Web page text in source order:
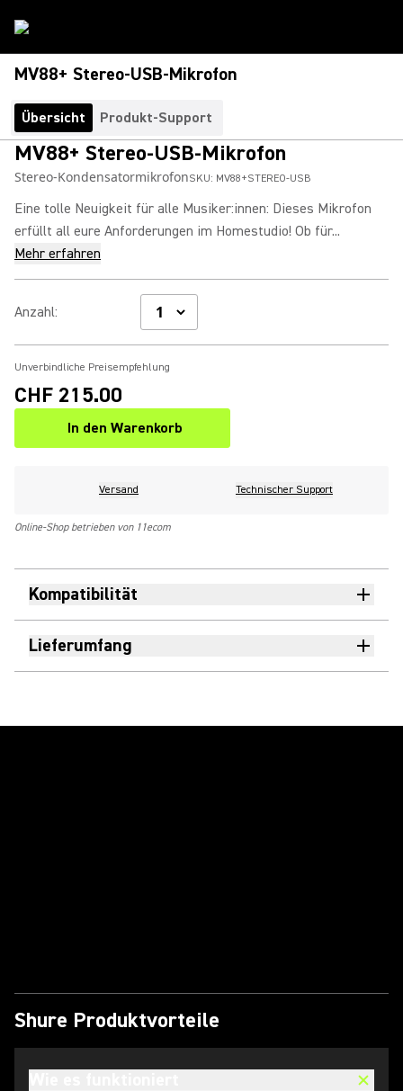
MV88+ Stereo-USB-Mikrofon
Übersicht Produkt-Support
MV88+ Stereo-USB-Mikrofon
Stereo-KondensatormikrofonSKU: MV88+STEREO-USB
Eine tolle Neuigkeit für alle Musiker:innen: Dieses Mikrofon
erfüllt all eure Anforderungen im Homestudio! Ob für...
Mehr erfahren
Anzahl:
Unverbindliche Preisempfehlung
CHF 215.00
In den Warenkorb
Versand Technischer Support
Online-Shop betrieben von 11ecom
Kompatibilität
Lieferumfang
Shure Produktvorteile